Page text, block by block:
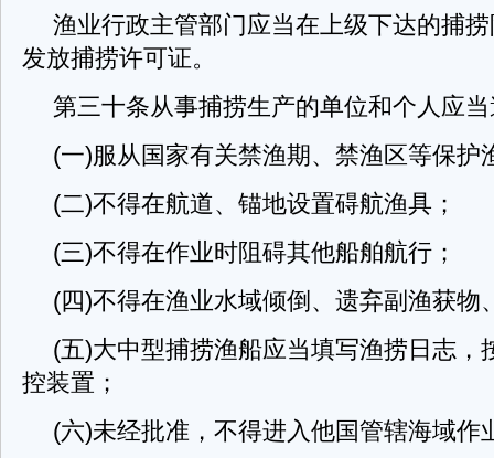
渔业行政主管部门应当在上级下达的捕
发放捕捞许可证。
第三十条从事捕捞生产的单位和个人应
(一)服从国家有关禁渔期、禁渔区等保护
(二)不得在航道、锚地设置碍航渔具；
(三)不得在作业时阻碍其他船舶航行；
(四)不得在渔业水域倾倒、遗弃副渔获物
(五)大中型捕捞渔船应当填写渔捞日志，
控装置；
(六)未经批准，不得进入他国管辖海域作